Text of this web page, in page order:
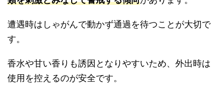
遭遇時はしゃがんで動かず通過を待つことが大切で
す。
香水や甘い香りも誘因となりやすいため、外出時は
使用を控えるのが安全です。